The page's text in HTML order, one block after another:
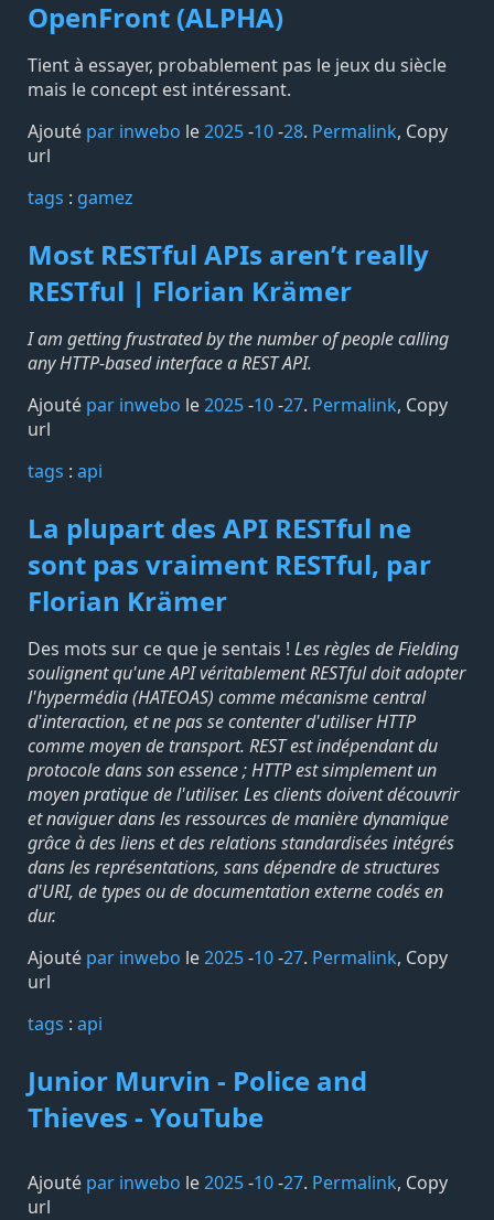
OpenFront (ALPHA)
Tient à essayer, probablement pas le jeux du siècle
mais le concept est intéressant.
Ajouté par inwebo le2025-10-28. Permalink, Copy
url
tags️ : gamez
Most RESTful APIs aren’t really
RESTful | Florian Krämer
I am getting frustrated by the number of people calling
any HTTP-based interface a REST API.
Ajouté par inwebo le2025-10-27. Permalink, Copy
url
tags️ : api
La plupart des API RESTful ne
sont pas vraiment RESTful, par
Florian Krämer
Des mots sur ce que je sentais ! Les règles de Fielding
soulignent qu'une API véritablement RESTful doit adopter
l'hypermédia (HATEOAS) comme mécanisme central
d'interaction, et ne pas se contenter d'utiliser HTTP
comme moyen de transport. REST est indépendant du
protocole dans son essence ; HTTP est simplement un
moyen pratique de l'utiliser. Les clients doivent découvrir
et naviguer dans les ressources de manière dynamique
grâce à des liens et des relations standardisées intégrés
dans les représentations, sans dépendre de structures
d'URI, de types ou de documentation externe codés en
dur.
Ajouté par inwebo le2025-10-27. Permalink, Copy
url
tags️ : api
Junior Murvin - Police and
Thieves - YouTube
Ajouté par inwebo le2025-10-27. Permalink, Copy
url